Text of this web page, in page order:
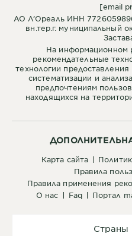
карта сайта
правила
правила применения
о нас
faq портал
Страны
[email
АО Л’Ореаль ИНН
вн.тер.г. муниципальный
На информационном
рекомендательные
технологии
систематизации и
предпочтениям
находящихся на